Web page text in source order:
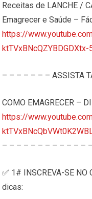
Receitas de LANCHE /
Emagrecer e Saúde –
https://
ktTVxBNcQZYBDGDXtx-
– – – – – – – ASSISTA
COMO EMAGRECER –
https://
– – – – – – – – – – – –
✅ 1# INSCREVA-SE
dicas: